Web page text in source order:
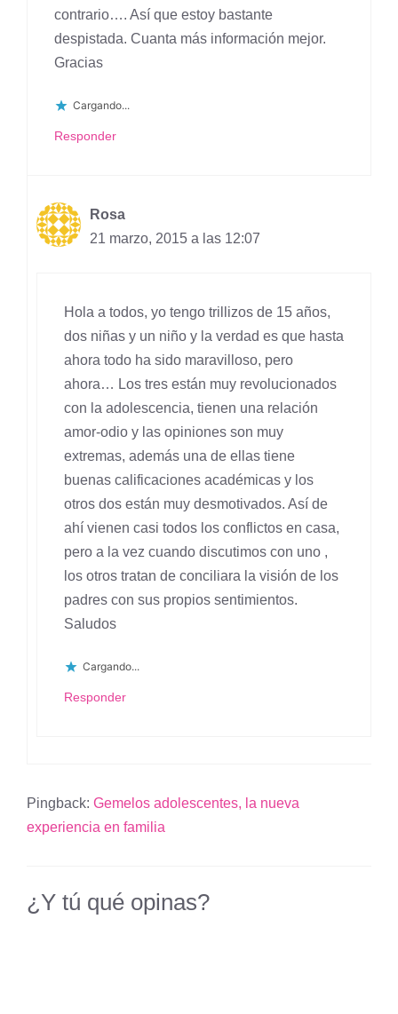
contrario…. Así que estoy bastante
despistada. Cuanta más información mejor.
Gracias
Cargando...
Responder
Rosa
21 marzo, 2015 a las 12:07
Hola a todos, yo tengo trillizos de 15 años,
dos niñas y un niño y la verdad es que hasta
ahora todo ha sido maravilloso, pero
ahora… Los tres están muy revolucionados
con la adolescencia, tienen una relación
amor-odio y las opiniones son muy
extremas, además una de ellas tiene
buenas calificaciones académicas y los
otros dos están muy desmotivados. Así de
ahí vienen casi todos los conflictos en casa,
pero a la vez cuando discutimos con uno ,
los otros tratan de conciliara la visión de los
padres con sus propios sentimientos.
Saludos
Cargando...
Responder
Pingback: Gemelos adolescentes, la nueva
experiencia en familia
¿Y tú qué opinas?